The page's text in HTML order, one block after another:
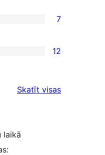
7
12
Skatīt visasatsauksmes
laikā